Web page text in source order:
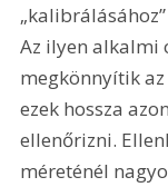
Az ilyen alkalmi
megkönnyítik
ezek hossza
ellenőrizni.
méreténél